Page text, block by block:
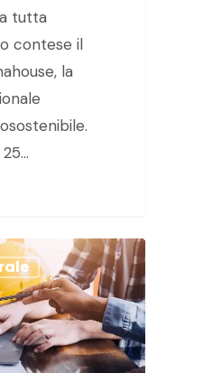
tutta
contese il
la